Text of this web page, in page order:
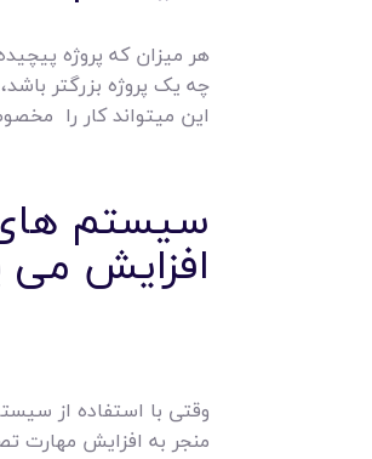
هر میزان که پروژه
چه یک پروژه بزرگتر
این میتواند کار را
سیستم های
افزایش می
وقتی با استفاده از
منجر به افزایش مهارت